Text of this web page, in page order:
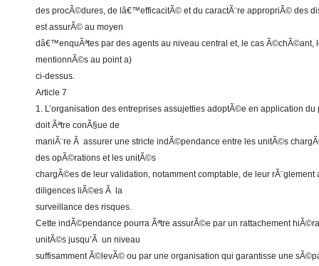
des procÃ©dures, de lâ€™efficacitÃ© et du caractÃ¨re appropriÃ© des
est assurÃ© au moyen
dâ€™enquÃªtes par des agents au niveau central et, le cas Ã©chÃ©ant,
mentionnÃ©s au point a)
ci-dessus.
Article 7
1. L’organisation des entreprises assujetties adoptÃ©e en application
doit Ãªtre conÃ§ue de
maniÃ¨re Ã assurer une stricte indÃ©pendance entre les unitÃ©s
des opÃ©rations et les unitÃ©s
chargÃ©es de leur validation, notamment comptable, de leur rÃ¨glement
diligences liÃ©es Ã la
surveillance des risques.
Cette indÃ©pendance pourra Ãªtre assurÃ©e par un rattachement
unitÃ©s jusqu’Ã un niveau
suffisamment Ã©levÃ© ou par une organisation qui garantisse une